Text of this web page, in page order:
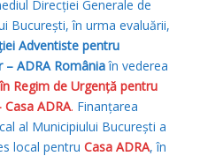
Direcţiei Generale de
Bucureşti, în urma evaluării,
Adventiste pentru
– ADRA Româniaîn vederea
Regim de Urgenţă pentru
ADRA. Finanțarea
al Municipiului București a
local pentru Casa ADRA, în